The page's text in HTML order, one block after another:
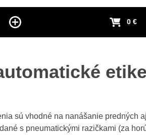
0 €
sú vhodné na nanášanie predných
s pneumatickými razičkami (za